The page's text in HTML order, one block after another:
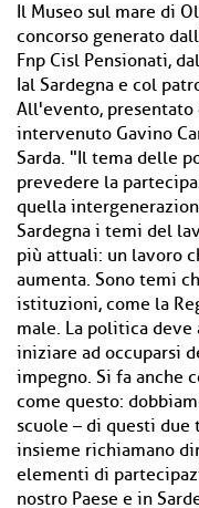
Il Museo sul mare di
concorso generato
Fnp Cisl Pensionati,
Ial Sardegna e col
All'evento, presentato
intervenuto Gavino
Sarda. "Il tema delle
prevedere la
quella
Sardegna i temi del
più attuali: un lavoro
aumenta. Sono temi
istituzioni, come la
male. La politica
iniziare ad occuparsi
impegno. Si fa anche
come questo:
scuole – di questi
insieme richiamano
elementi di
nostro Paese e in